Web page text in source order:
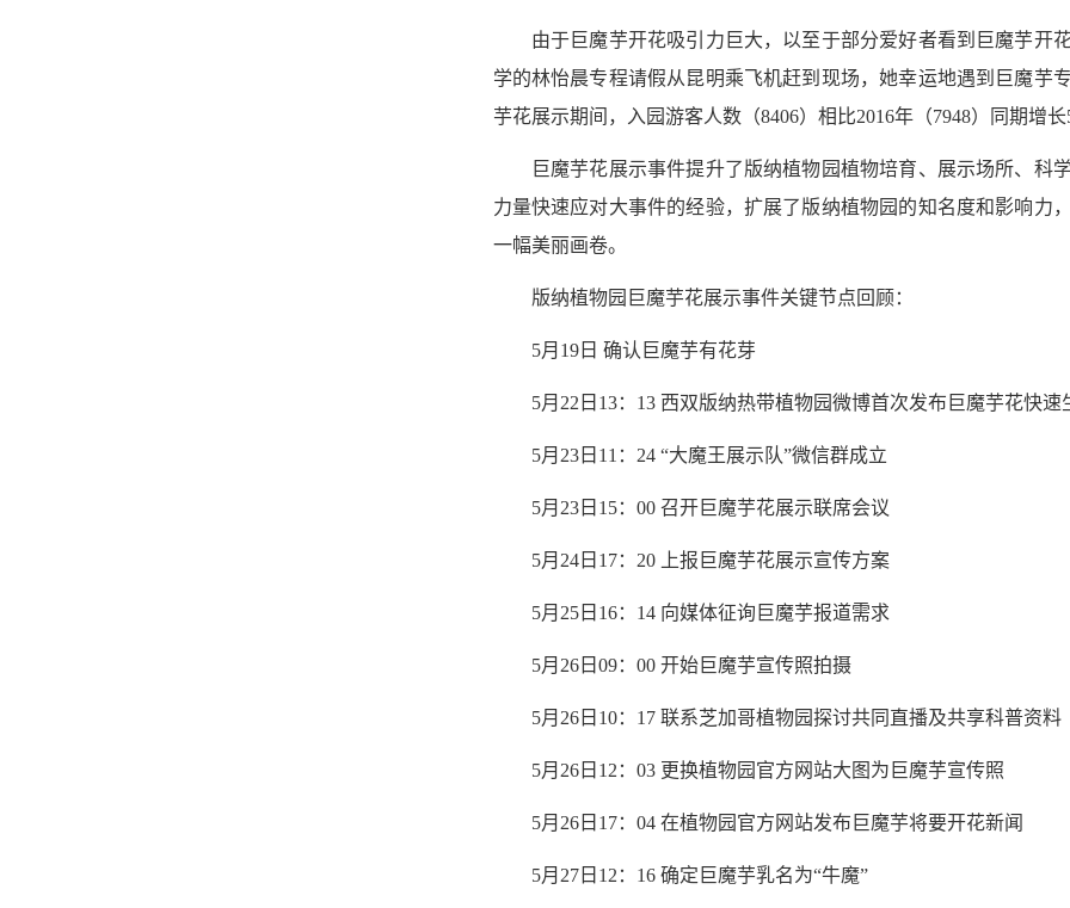
由于巨魔芋开花吸引力巨大，以至于部分爱好者看到巨魔芋开
学的林怡晨专程请假从昆明乘飞机赶到现场，她幸运地遇到巨魔芋
芋花展示期间，入园游客人数（8406）相比2016年（7948）同期增长
巨魔芋花展示事件提升了版纳植物园植物培育、展示场所、科
力量快速应对大事件的经验，扩展了版纳植物园的知名度和影响力
一幅美丽画卷。
版纳植物园 巨魔芋花展示事件关键节点回顾：
5月 19日 确认巨魔芋有花芽
5月 22 日 13： 13 西双版纳热带植物园微博首次发布巨魔芋花快速
5月 23日 11 ： 24 “大魔王展示队”微信群成立
5月 23日 15： 00 召开巨魔芋花展示联席会议
5月 24日 17： 20 上报巨魔芋花展示宣传方案
5月 25日 16： 14 向媒体征询巨魔芋报道需求
5月 26日 09： 00 开始巨魔芋宣传照拍摄
5月 26日 10： 17 联系芝加哥植物园探讨共同直播及共享科普资料
5月 26日 12 ： 03 更换植物园官方网站大图为巨魔芋宣传照
5月 26日 17： 04 在植物园官方网站发布巨魔芋将要开花新闻
5月 27日 12 ： 16 确定巨魔芋乳名为“牛魔”